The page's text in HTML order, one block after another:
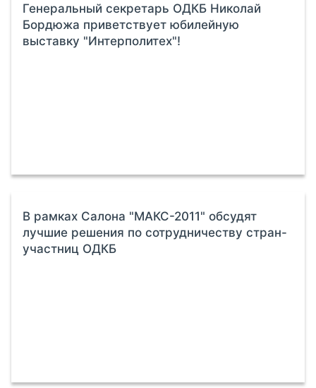
Генеральный секретарь ОДКБ Николай
Бордюжа приветствует юбилейную
выставку "Интерполитех"!
В рамках Салона "МАКС-2011" обсудят
лучшие решения по сотрудничеству стран-
участниц ОДКБ